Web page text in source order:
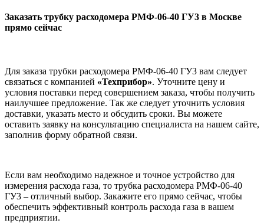
Заказать трубку расходомера РМФ-06-40 ГУ3 в Москве
прямо сейчас
Для заказа трубки расходомера РМФ-06-40 ГУ3 вам следует
связаться с компанией «Техприбор». Уточните цену и
условия поставки перед совершением заказа, чтобы получить
наилучшее предложение. Так же следует уточнить условия
доставки, указать место и обсудить сроки. Вы можете
оставить заявку на консультацию специалиста на нашем сайте,
заполнив форму обратной связи.
Если вам необходимо надежное и точное устройство для
измерения расхода газа, то трубка расходомера РМФ-06-40
ГУ3 – отличный выбор. Закажите его прямо сейчас, чтобы
обеспечить эффективный контроль расхода газа в вашем
предприятии.